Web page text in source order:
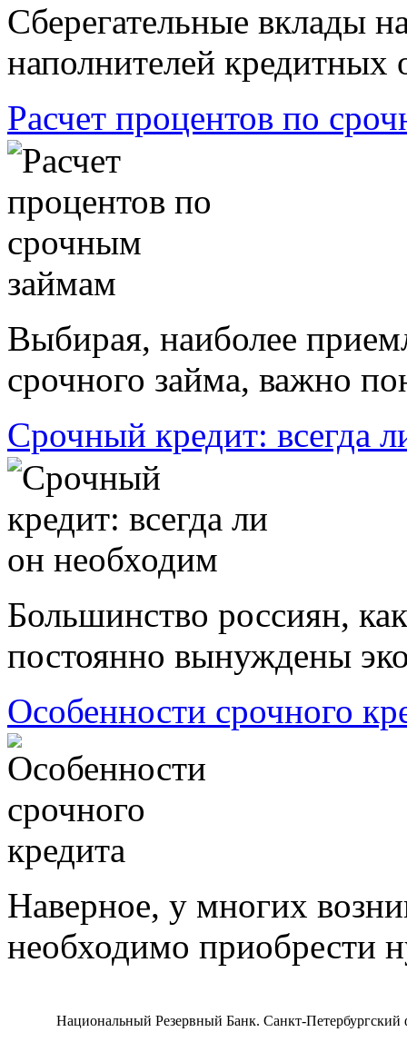
Сберегательные вклады
наполнителей кредитных
Расчет процентов по
Выбирая, наиболее
срочного займа, важно
Срочный кредит: всегда
Большинство россиян,
постоянно вынуждены
Особенности срочного
Наверное, у многих
необходимо приобрести
Национальный Резервный Банк. Санкт-Петербургский